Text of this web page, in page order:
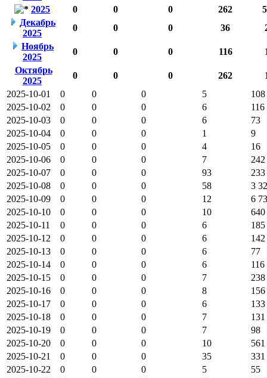
2025
0 0 0 262
Декабрь
2025
0 0 0 36
Ноябрь
2025
0 0 0 116
Октябрь
2025
0 0 0 262
2025-10-01
0 0 0 5
108
2025-10-02
0 0 0 6
116
2025-10-03
0 0 0 6
73
2025-10-04
0 0 0 1
9
2025-10-05
0 0 0 4
16
2025-10-06
0 0 0 7
242
2025-10-07
0 0 0 93
233
2025-10-08
0 0 0 58
3
2025-10-09
0 0 0 12
6
2025-10-10
0 0 0 10
640
2025-10-11
0 0 0 6
185
2025-10-12
0 0 0 6
142
2025-10-13
0 0 0 6
77
2025-10-14
0 0 0 6
116
2025-10-15
0 0 0 7
238
2025-10-16
0 0 0 8
156
2025-10-17
0 0 0 6
133
2025-10-18
0 0 0 7
131
2025-10-19
0 0 0 7
98
2025-10-20
0 0 0 10
561
2025-10-21
0 0 0 35
331
2025-10-22
0 0 0 5
55